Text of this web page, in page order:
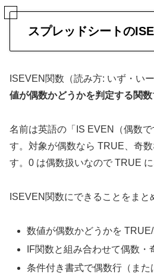
スプレッドシートの
ISEVEN関数（読み方: いず・い
値が偶数かどうかを判定する関数
名前は英語の「IS EVEN（偶数
す。対象が偶数なら TRUE、奇
す。0 は偶数扱いなので TRUE に
ISEVEN関数にできることをまと
数値が偶数かどうかを
IF関数と組み合わせて偶数・
条件付き書式で偶数行（ま